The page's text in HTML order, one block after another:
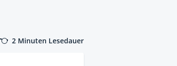
2 Minuten Lesedauer